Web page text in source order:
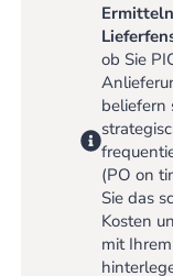
ob Sie
beliefern
(PO on
Sie das
Kosten
mit